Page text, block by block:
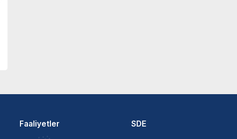
Faaliyetler SDE